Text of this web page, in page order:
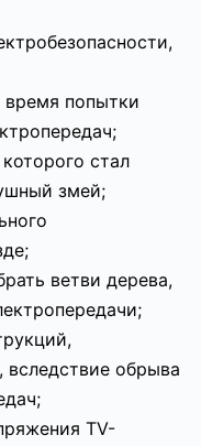
время попытки
стал
змей;
ветви дерева,
обрыва
TV-